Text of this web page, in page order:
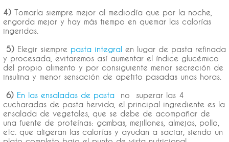
4) Tomarla siempre mejor al mediodía que por la noche,
engorda mejor y hay más tiempo en quemar las calorías
ingeridas.
5) Elegir siempre pasta integral en lugar de pasta refinada
y procesada, evitaremos así aumentar el índice glucémico
del propio alimento y por consiguiente menor secreción de
insulina y menor sensación de apetito pasadas unas horas.
6) En las ensaladas de pasta no superar las 4
cucharadas de pasta hervida, el principal ingrediente es la
ensalada de vegetales, que se debe de acompañar de
una fuente de proteínas: gambas, mejillones, almejas, pollo,
etc. que aligeran las calorías y ayudan a saciar, siendo un